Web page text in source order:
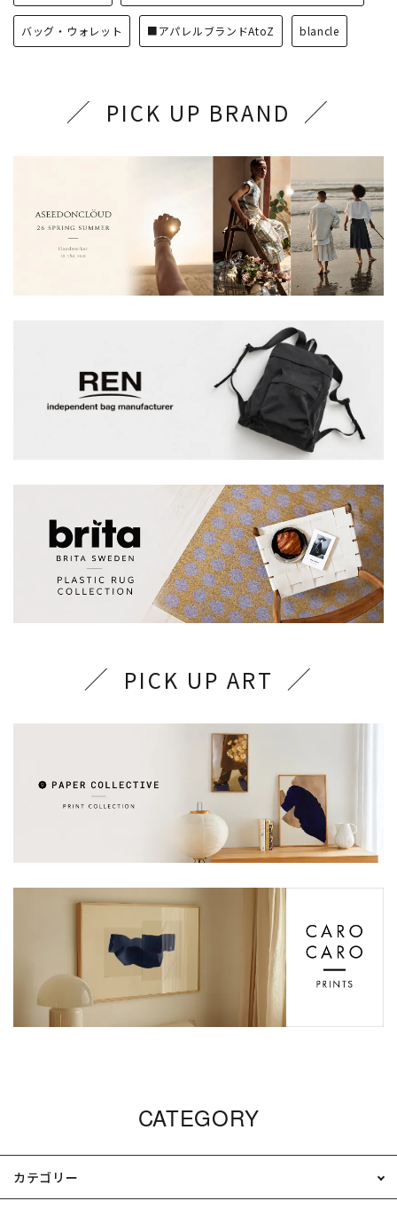
バッグ・ウォレット ■アパレルブランドAtoZ blancle
PICK UP BRAND
PICK UP ART
CATEGORY
カテゴリー